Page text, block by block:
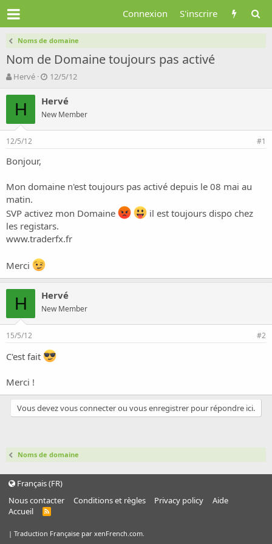
Connexion S'inscrire
Noms de domaine
Nom de Domaine toujours pas activé
A
t
r
d
l
d
i
c
u
s
i
o
Hervé
D
t
d
e
t
12/5/12
H Hervé
New Member
12/5/12 #1
Bonjour,
Mon domaine n'est toujours pas activé depuis le 08 mai au
matin.
SVP activez mon Domaine
il est toujours dispo chez
les registars.
www.traderfx.fr
Merci
H Hervé
New Member
15/5/12 #2
C'est fait
Merci !
Vous devez vous connecter ou vous enregistrer pour répondre ici.
Noms de domaine
Français (FR)
Nous contacter
Conditions et règles Privacy policy
Aide
Accueil
R
| Traduction Française par xenFrench.com.